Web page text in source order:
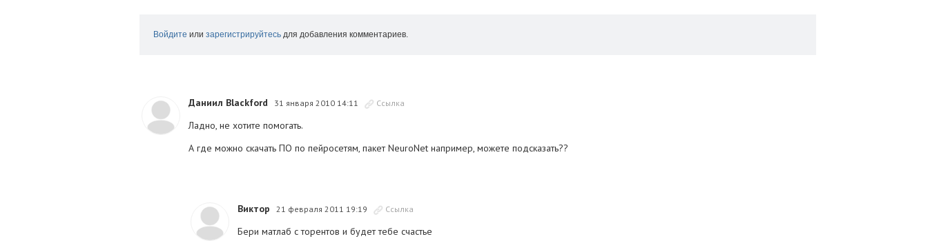
Войдите или зарегистрируйтесь для добавления комментариев.
Даниил Blackford 31 января 2010 14:11 Ссылка
Ладно, не хотите помогать.
А где можно скачать ПО по пейросетям, пакет NeuroNet например, можете подсказать??
Виктор 21 февраля 2011 19:19 Ссылка
Бери матлаб с торентов и будет тебе счастье